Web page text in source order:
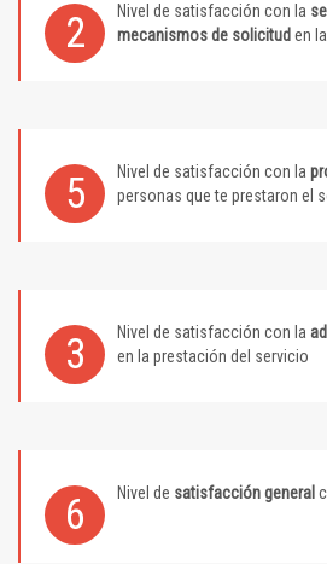
2 Nivel de satisfacción con la
mecanismos de solicitud en
5 Nivel de satisfacción con la
personas que te prestaron el
3 Nivel de satisfacción con la
en la prestación del servicio
6 Nivel de satisfacción general